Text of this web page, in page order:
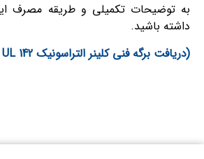
به توضیحات تکمیلی و طریقه مصرف
داشته باشید.
(دریافت برگه فنی کلینر التراسونیک UL 142 )